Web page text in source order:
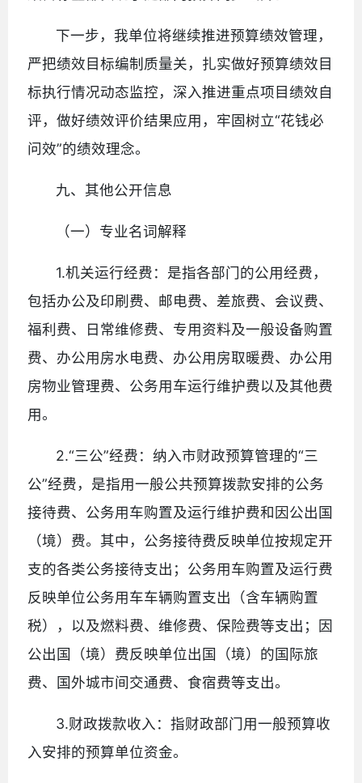
下一步，我单位将继续推进预算绩效管理，
严把绩效目标编制质量关，扎实做好预算绩效目
标执行情况动态监控，深入推进重点项目绩效自
评，做好绩效评价结果应用，牢固树立“花钱必
问效”的绩效理念。
九、其他公开信息
（一）专业名词解释
1.机关运行经费：是指各部门的公用经费，
包括办公及印刷费、邮电费、差旅费、会议费、
福利费、日常维修费、专用资料及一般设备购置
费、办公用房水电费、办公用房取暖费、办公用
房物业管理费、公务用车运行维护费以及其他费
用。
2.“三公”经费：纳入市财政预算管理的“三
公”经费，是指用一般公共预算拨款安排的公务
接待费、公务用车购置及运行维护费和因公出国
（境）费。其中，公务接待费反映单位按规定开
支的各类公务接待支出；公务用车购置及运行费
反映单位公务用车车辆购置支出（含车辆购置
税），以及燃料费、维修费、保险费等支出；因
公出国（境）费反映单位出国（境）的国际旅
费、国外城市间交通费、食宿费等支出。
3.财政拨款收入：指财政部门用一般预算收
入安排的预算单位资金。